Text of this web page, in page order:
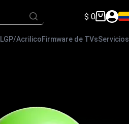
Carro
compra
$ 0
LGP/AcrilicoFirmware de TVsServicios